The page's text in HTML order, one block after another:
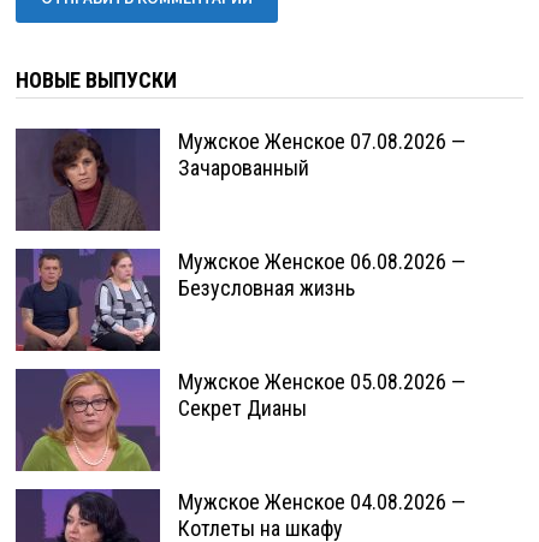
НОВЫЕ ВЫПУСКИ
Мужское Женское 07.08.2026 —
Зачарованный
Мужское Женское 06.08.2026 —
Безусловная жизнь
Мужское Женское 05.08.2026 —
Секрет Дианы
Мужское Женское 04.08.2026 —
Котлеты на шкафу